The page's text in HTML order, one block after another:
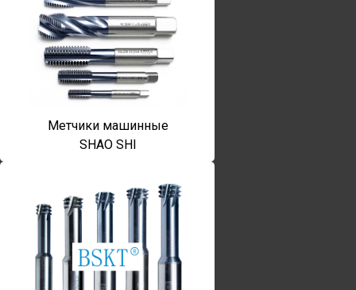
Метчики машинные
SHAO SHI